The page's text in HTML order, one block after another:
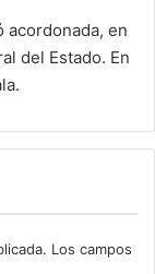
acordonada, en
del Estado. En
Los campos